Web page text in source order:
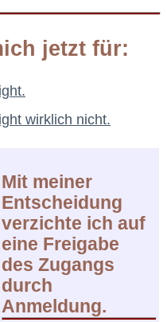
jetzt für:
wirklich nicht.
Mit meiner
Entscheidung
verzichte ich auf
eine Freigabe
des Zugangs
durch
Anmeldung.